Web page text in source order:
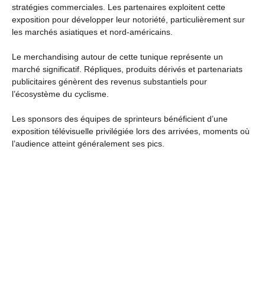
stratégies commerciales. Les partenaires exploitent cette
exposition pour développer leur notoriété, particulièrement sur
les marchés asiatiques et nord-américains.
Le merchandising autour de cette tunique représente un
marché significatif. Répliques, produits dérivés et partenariats
publicitaires génèrent des revenus substantiels pour
l’écosystème du cyclisme.
Les sponsors des équipes de sprinteurs bénéficient d’une
exposition télévisuelle privilégiée lors des arrivées, moments où
l’audience atteint généralement ses pics.